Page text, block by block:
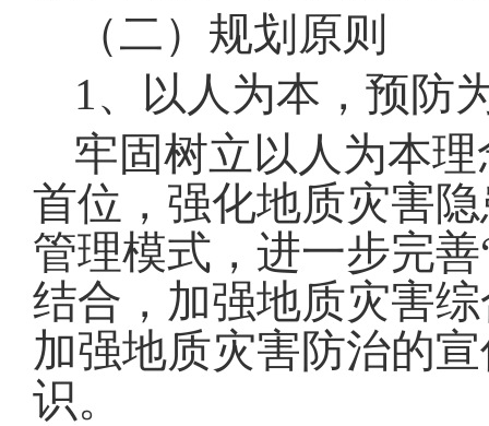
（二）规划原则
1、以人为本，预防
牢固树立以人为本
首位，强化地质灾害
管理模式，进一步完善
结合，加强地质灾害
加强地质灾害防治的
识。